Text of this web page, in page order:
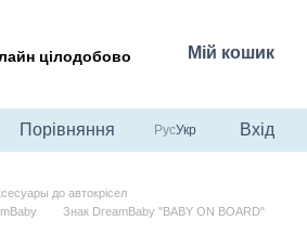
цілодобово
Мій кошик
Порівняння РусУкр Вхід
до автокрісел
Знак DreamBaby "BABY ON BOARD"